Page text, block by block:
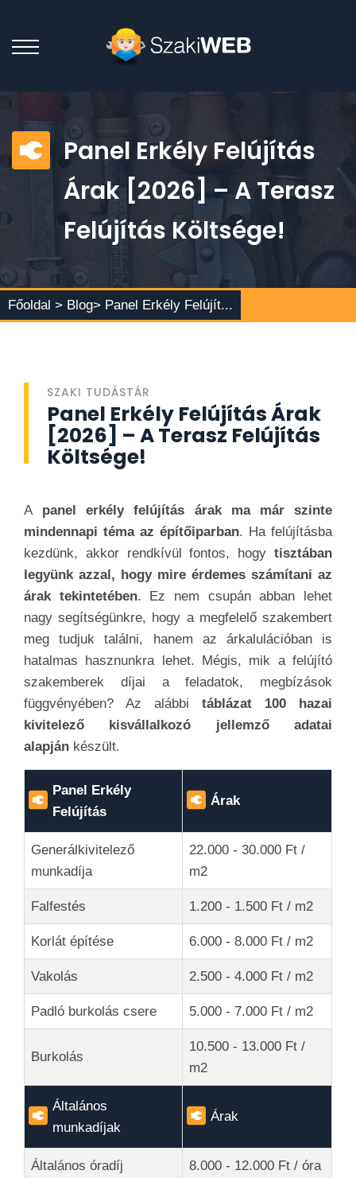
Panel Erkély Felújítás
Árak [2026] – A Terasz
Felújítás Költsége!
Főoldal > Blog> Panel Erkély Felújít...
SZAKI TUDÁSTÁR
Panel Erkély Felújítás Árak
[2026] – A Terasz Felújítás
Költsége!
A panel erkély felújítás árak ma már szinte
mindennapi téma az építőiparban. Ha felújításba
kezdünk, akkor rendkívül fontos, hogy tisztában
legyünk azzal, hogy mire érdemes számítani az
árak tekintetében. Ez nem csupán abban lehet
nagy segítségünkre, hogy a megfelelő szakembert
meg tudjuk találni, hanem az árkalulációban is
hatalmas hasznunkra lehet. Mégis, mik a felújító
szakemberek díjai a feladatok, megbízások
függvényében? Az alábbi táblázat 100 hazai
kivitelező kisvállalkozó jellemző adatai
alapján készült.
Panel Erkély
Felújítás
Árak
Generálkivitelező
munkadíja
22.000 - 30.000 Ft /
m2
Falfestés 1.200 - 1.500 Ft / m2
Korlát építése 6.000 - 8.000 Ft / m2
Vakolás 2.500 - 4.000 Ft / m2
Padló burkolás csere 5.000 - 7.000 Ft / m2
Burkolás
10.500 - 13.000 Ft /
m2
Általános
munkadíjak
Árak
Általános óradíj 8.000 - 12.000 Ft / óra